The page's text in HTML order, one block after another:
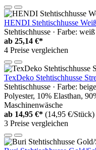
HENDI Stehtischhusse
Stehtischhusse · Farbe:
ab 25,14 €*
4 Preise vergleichen
TexDeko Stehtischhusse
Stehtischhusse · Farbe:
Polyester, 10% Elasthan,
Maschinenwäsche
ab 14,95 €* (14,95 €/Stück)
3 Preise vergleichen